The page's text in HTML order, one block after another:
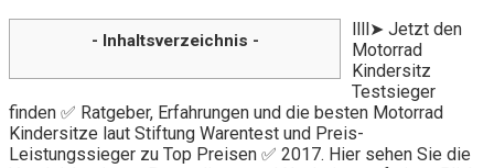
- Inhaltsverzeichnis -
llll➤ Jetzt den
Motorrad
Kindersitz
Testsieger
finden ✅ Ratgeber, Erfahrungen und die besten Motorrad
Kindersitze laut Stiftung Warentest und Preis-
Leistungssieger zu Top Preisen ✅ 2017. Hier sehen Sie die